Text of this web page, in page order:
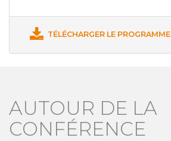
TÉLÉCHARGER LE PROGRAMME
AUTOUR DE LA
CONFÉRENCE